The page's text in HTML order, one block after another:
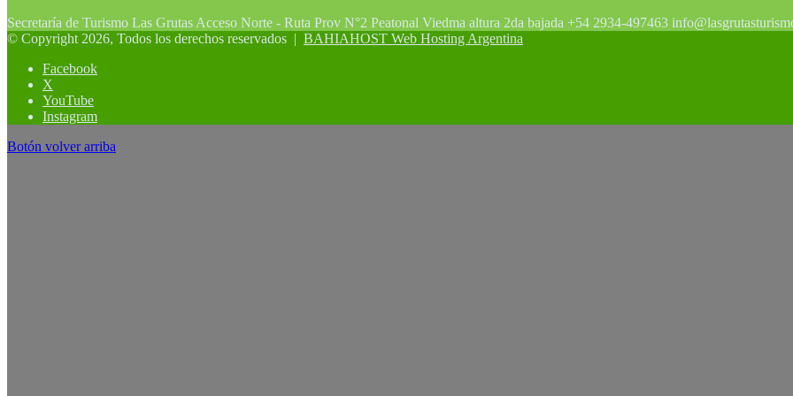
Secretaría de Turismo Las Grutas Acceso Norte - Ruta Prov N°2 Peatonal Viedma altura 2da bajada +54 2934-497463
© Copyright 2026, Todos los derechos reservados | BAHIAHOST Web Hosting Argentina
Facebook
X
YouTube
Instagram
Botón volver arriba